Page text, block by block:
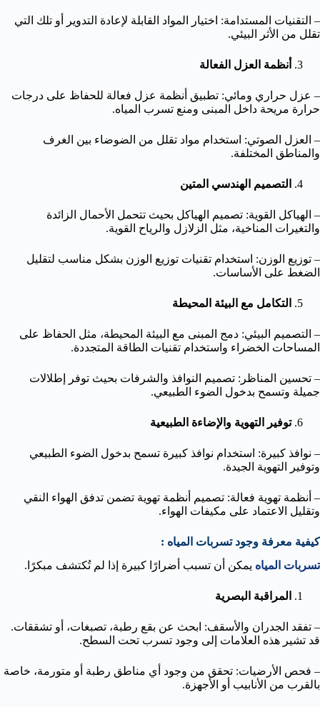
– التقنيات المستدامة: اختيار المواد القابلة لإعادة التدوير أو تلك التي
تقلل من الأثر البيئي.
أنظمة العزل الفعالة
– عزل حراري ومائي: تطبيق أنظمة عزل فعالة للحفاظ على درجات
حرارة مريحة داخل المبنى ومنع تسرب المياه.
– العزل الصوتي: استخدام مواد تقلل من الضوضاء بين الغرف
والمناطق المختلفة.
التصميم الهندسي المتين
– الهياكل القوية: تصميم الهياكل بحيث تتحمل الأحمال الزائدة
والتغيرات المناخية، مثل الزلازل والرياح القوية.
– توزيع الوزن: استخدام تقنيات توزيع الوزن بشكل مناسب لتقليل
الضغط على الأساسات.
التكامل مع البيئة المحيطة
– التصميم البيئي: دمج المبنى مع البيئة المحيطة، مثل الحفاظ على
المساحات الخضراء واستخدام تقنيات الطاقة المتجددة.
– تحسين المناظر: تصميم النوافذ والشرفات بحيث توفر إطلالات
جميلة وتسمح بدخول الضوء الطبيعي.
توفير التهوية والإضاءة الطبيعية
– نوافذ كبيرة: استخدام نوافذ كبيرة تسمح بدخول الضوء الطبيعي
وتوفير التهوية الجيدة.
– أنظمة تهوية فعالة: تصميم أنظمة تهوية تضمن تدفق الهواء النقي
وتقليل الاعتماد على مكيفات الهواء.
كيفية معرفة وجود تسربات المياه :
تسربات المياه يمكن أن تسبب أضرارًا كبيرة إذا لم تُكتشف مبكرًا.
المراقبة البصرية
– تفقد الجدران والأسقف: ابحث عن بقع رطبة، تصبغات، أو تشققات.
قد تشير هذه العلامات إلى وجود تسرب تحت السطح.
– فحص الأرضيات: تحقق من وجود أي مناطق رطبة أو متورمة، خاصة
بالقرب من الأنابيب أو الأجهزة.